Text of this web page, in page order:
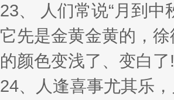
23、 人们常说“月到
它先是金黄金黄的，
的颜色变浅了、变白了!
24、人逢喜事尤其乐